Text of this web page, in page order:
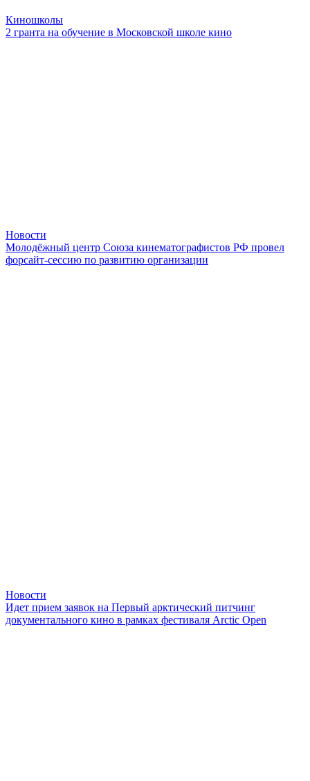
Киношколы
2 гранта на обучение в Московской школе кино
Новости
Молодёжный центр Союза кинематографистов РФ провел
форсайт-сессию по развитию организации
Новости
Идет прием заявок на Первый арктический питчинг
документального кино в рамках фестиваля Arctic Оpen